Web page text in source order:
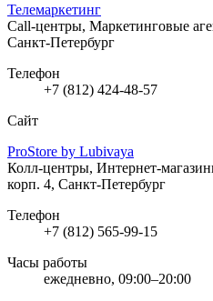
Телемаркетинг
Call-центры, Маркетинговые
Санкт-Петербург
Телефон
+7 (812) 424-48-57
Сайт
ProStore by Lubivaya
Колл-центры, Интернет-
корп. 4, Санкт-Петербург
Телефон
+7 (812) 565-99-15
Часы работы
ежедневно, 09:00–20:00